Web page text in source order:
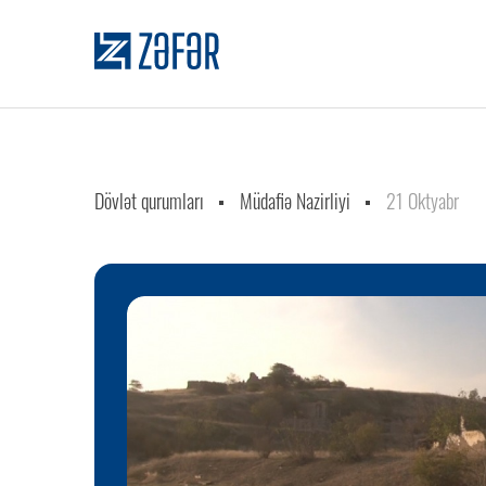
Dövlət qurumları Müdafiə Nazirliyi 21 Oktyabr